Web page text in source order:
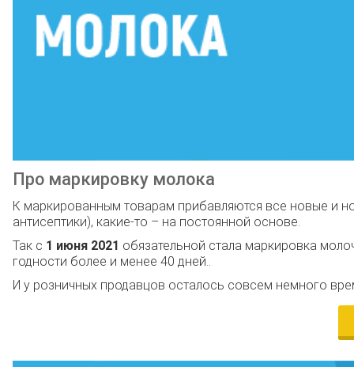
Про маркировку молока
К маркированным товарам прибавляются все новые и
антисептики), какие-то – на постоянной основе.
Так с 1 июня 2021 обязательной стала маркировка
годности более и менее 40 дней..
И у розничных продавцов осталось совсем немного